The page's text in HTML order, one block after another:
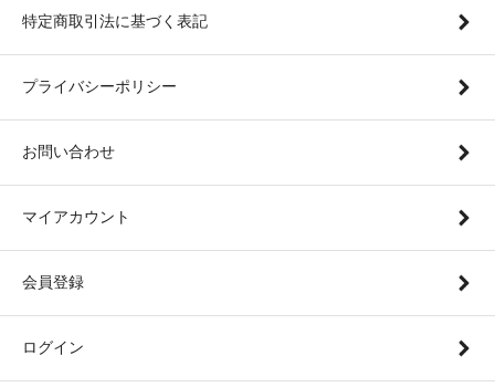
特定商取引法に基づく表記
プライバシーポリシー
お問い合わせ
マイアカウント
会員登録
ログイン